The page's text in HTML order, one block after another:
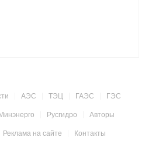
АЭС ТЭЦ ГАЭС ГЭС
Минэнерго Русгидро Авторы
Реклама на сайте Контакты